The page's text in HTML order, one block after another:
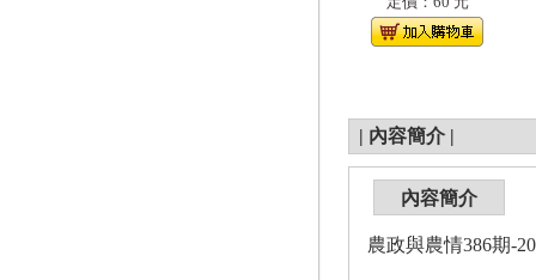
| 內容簡介 |
內容簡介
農政與農情386期-